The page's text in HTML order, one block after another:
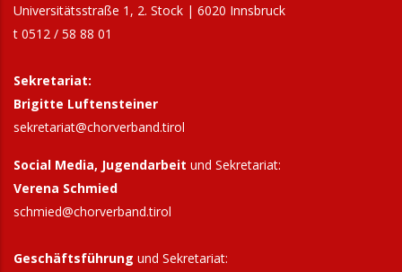
Universitätsstraße 1, 2. Stock | 6020 Innsbruck
t 0512 / 58 88 01
Sekretariat:
Brigitte Luftensteiner
sekretariat@chorverband.tirol
Social Media, Jugendarbeit und Sekretariat:
Verena Schmied
schmied@chorverband.tirol
Geschäftsführung und Sekretariat: